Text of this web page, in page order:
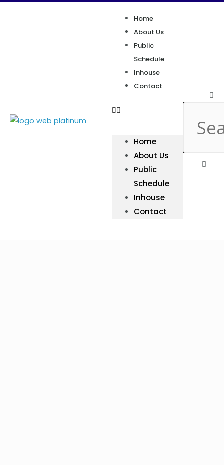
Home
About Us
Public
Schedule
Inhouse
Contact
Home
About Us
Public
Schedule
Inhouse
Contact